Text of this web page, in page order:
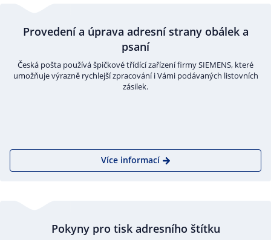
Provedení a úprava adresní strany obálek a
psaní
Česká pošta používá špičkové třídící zařízení firmy SIEMENS, které
umožňuje výrazně rychlejší zpracování i Vámi podávaných listovních
zásilek.
Více informací
Pokyny pro tisk adresního štítku